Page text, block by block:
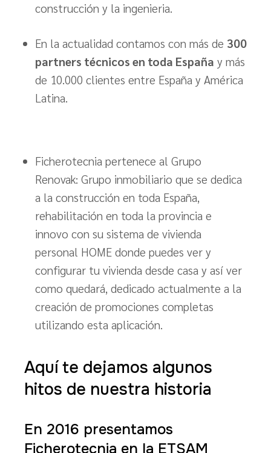
construcción y la ingenieria.
En la actualidad contamos con más de 300
partners técnicos en toda España y más
de 10.000 clientes entre España y América
Latina.
Ficherotecnia pertenece al Grupo
Renovak: Grupo inmobiliario que se dedica
a la construcción en toda España,
rehabilitación en toda la provincia e
innovo con su sistema de vivienda
personal HOME donde puedes ver y
configurar tu vivienda desde casa y así ver
como quedará, dedicado actualmente a la
creación de promociones completas
utilizando esta aplicación.
Aquí te dejamos algunos
hitos de nuestra historia
En 2016 presentamos
Ficherotecnia en la ETSAM